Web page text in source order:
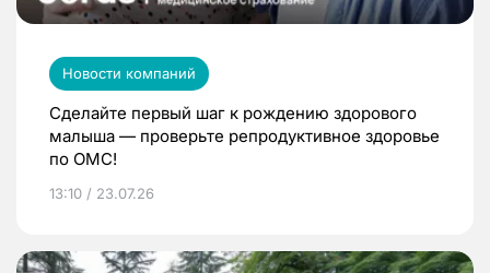
Новости компаний
Сделайте первый шаг к рождению здорового
малыша — проверьте репродуктивное здоровье
по ОМС!
13:10 / 23.07.26